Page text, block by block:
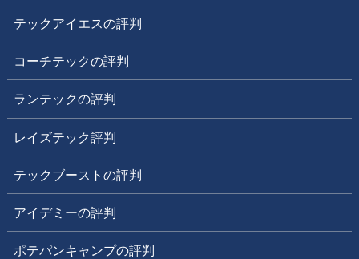
テックアイエスの評判
コーチテックの評判
ランテックの評判
レイズテック評判
テックブーストの評判
アイデミーの評判
ポテパンキャンプの評判